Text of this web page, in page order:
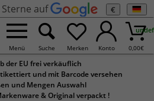
Sterne auf €
Menü Suche Merken Konto 0,00€
der EU frei verkäuflich
und mit Barcode versehen
und Mengen Auswahl
& Original verpackt !